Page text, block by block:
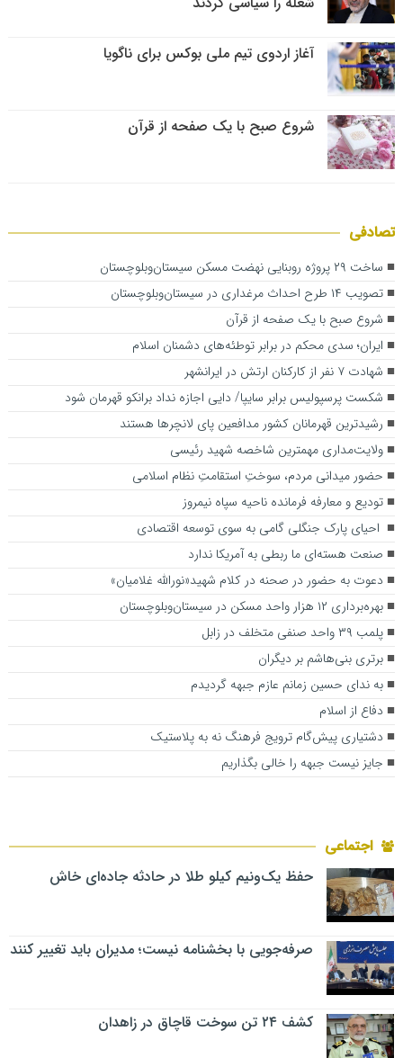
آغاز اردوی تیم ملی بوکس برای ناگویا
شروع صبح با یک صفحه از قرآن
تصادفی
ساخت ۲۹ پروژه روبنایی نهضت مسکن سیستان‌وبلوچستان
تصویب ۱۴ طرح احداث مرغداری در سیستان‌وبلوچستان
شروع صبح با یک صفحه از قرآن
ایران؛ سدی محکم در برابر توطئه‌های دشمنان اسلام
شهادت ۷ نفر از کارکنان ارتش در ایرانشهر
شکست پرسپولیس برابر سایپا/ دایی اجازه نداد برانکو قهرمان شود
رشیدترین قهرمانان کشور مدافعین پای لانچرها هستند
ولایت‌مداری مهمترین شاخصه شهید رئیسی
حضور میدانی مردم، سوختِ استقامتِ نظام اسلامی
تودیع و معارفه فرمانده ناحیه سپاه نیمروز
احیای پارک جنگلی گامی به سوی توسعه اقتصادی
صنعت هسته‌ای ما ربطی به آمریکا ندارد
دعوت به حضور در صحنه در کلام شهید«نورالله غلامیان»
بهره‌برداری ۱۲ هزار واحد مسکن در سیستان‌وبلوچستان
پلمب ۳۹ واحد صنفی متخلف در زابل
برتری بنی‌هاشم بر دیگران
به ندای حسین زمانم عازم جبهه گردیدم
دفاع از اسلام
دشتیاری پیش‌گام ترویج فرهنگ نه به پلاستیک
جایز نیست جبهه را خالی بگذاریم
اجتماعی
حفظ یک‌ونیم کیلو طلا در حادثه جاده‌ای خاش
صرفه‌جویی با بخشنامه نیست؛ مدیران باید تغییر کنند
کشف ۲۴ تن سوخت قاچاق در زاهدان